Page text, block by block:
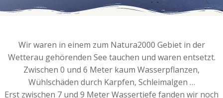
Wir waren in einem zum Natura2000 Gebiet in der
Wetterau gehörenden See tauchen und waren entsetzt.
Zwischen 0 und 6 Meter kaum Wasserpflanzen,
Wühlschäden durch Karpfen, Schleimalgen …
Erst zwischen 7 und 9 Meter Wassertiefe fanden wir noch